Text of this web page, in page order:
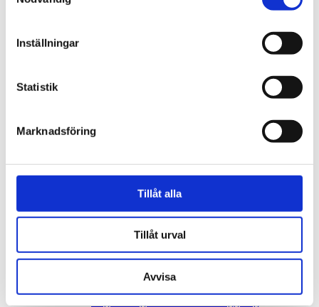
Inställningar
Statistik
Marknadsföring
Tillåt alla
Tillåt urval
Avvisa
Bygglovsprocessen
Badvatten
Legionella
Regelbundna vattentester för tryggt dricksvatten
Kartor och mättjänster
Kungörelse av bygglov
Livsmedel
Starta och driva livsmedelsverksamhet
Tillstånd för livsmedelslokal